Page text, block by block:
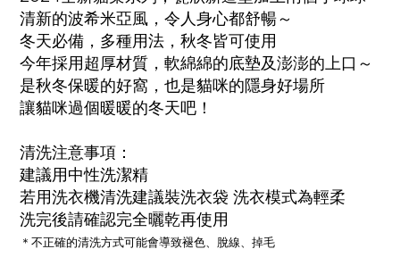
清新的波希米亞風，令人身心都舒暢～
冬天必備，多種用法，秋冬皆可使用
今年採用超厚材質，軟綿綿的底墊及澎澎的上口～
是秋冬保暖的好窩，也是貓咪的隱身好場所
讓貓咪過個暖暖的冬天吧！
清洗注意事項：
建議用中性洗潔精
若用洗衣機清洗建議裝洗衣袋 洗衣模式為輕柔
洗完後請確認完全曬乾再使用
＊不正確的清洗方式可能會導致褪色、脫線、掉毛